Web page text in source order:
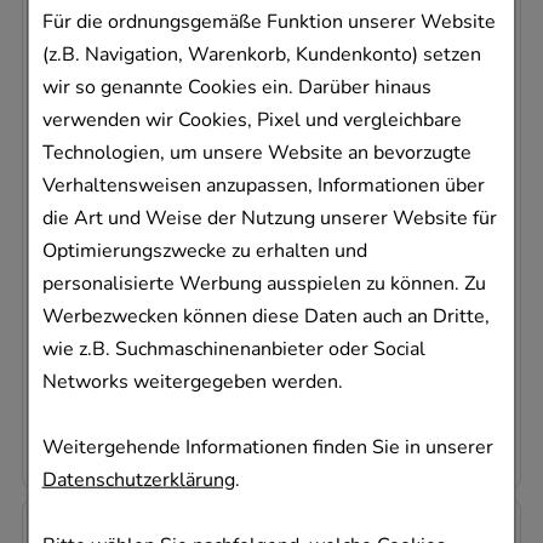
Für die ordnungsgemäße Funktion unserer Website
(z.B. Navigation, Warenkorb, Kundenkonto) setzen
wir so genannte Cookies ein. Darüber hinaus
verwenden wir Cookies, Pixel und vergleichbare
Technologien, um unsere Website an bevorzugte
Verhaltensweisen anzupassen, Informationen über
die Art und Weise der Nutzung unserer Website für
Optimierungszwecke zu erhalten und
personalisierte Werbung ausspielen zu können. Zu
Werbezwecken können diese Daten auch an Dritte,
wie z.B. Suchmaschinenanbieter oder Social
Networks weitergegeben werden.
Weitergehende Informationen finden Sie in unserer
Datenschutzerklärung.
KALIUM JODATUM KOMPLEX Nestmann 302
NESTMANN Pharma GmbH
50ml
Dilution
01910299
Dieses Produkt ist zur Zeit nicht verfügbar
13,73 €¹
AVP:19,36 € ²